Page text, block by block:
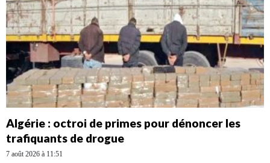
Algérie : octroi de primes pour dénoncer les
trafiquants de drogue
7 août 2026 à 11:51